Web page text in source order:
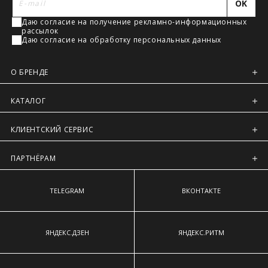
OK
Даю согласие на получение рекламно-информационных
рассылок
Даю согласие на обработку персональных данных
О БРЕНДЕ
КАТАЛОГ
КЛИЕНТСКИЙ СЕРВИС
ПАРТНЁРАМ
TELEGRAM ВКОНТАКТЕ
ЯНДЕКС.ДЗЕН ЯНДЕКС.РИТМ
наиболее выступающим точкам ягодиц.
Регионы России, Московская обл., Ленинградская обл.
Предварительно на сайте через платежную систему
Intellect Money.